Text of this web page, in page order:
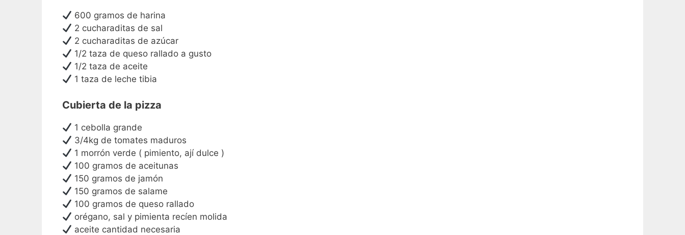
600 gramos de harina
2 cucharaditas de sal
2 cucharaditas de azúcar
1/2 taza de queso rallado a gusto
1/2 taza de aceite
1 taza de leche tibia
Cubierta de la pizza
1 cebolla grande
3/4kg de tomates maduros
1 morrón verde ( pimiento, ají dulce )
100 gramos de aceitunas
150 gramos de jamón
150 gramos de salame
100 gramos de queso rallado
orégano, sal y pimienta recíen molida
aceite cantidad necesaria